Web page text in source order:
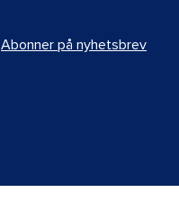
Abonner på nyhetsbrev